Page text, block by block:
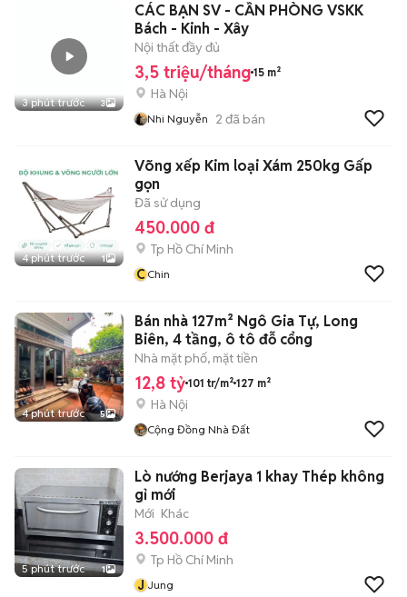
3 phút trước 3
CÁC BẠN SV - CẦN PHÒNG VSKK
Bách - Kinh - Xây
Nội thất đầy đủ
3,5 triệu/tháng 15 m²
Hà Nội
Nhi Nguyễn 2 đã bán
4 phút trước 1
Võng xếp Kim loại Xám 250kg Gấp
gọn
Đã sử dụng
450.000 đ
Tp Hồ Chí Minh
CChin
4 phút trước 5
Bán nhà 127m² Ngô Gia Tự, Long
Biên, 4 tầng, ô tô đỗ cổng
Nhà mặt phố, mặt tiền
12,8 tỷ 101 tr/m² 127 m²
Hà Nội
Cộng Đồng Nhà Đất
5 phút trước 1
Lò nướng Berjaya 1 khay Thép không
gỉ mới
Mới Khác
3.500.000 đ
Tp Hồ Chí Minh
J Jung